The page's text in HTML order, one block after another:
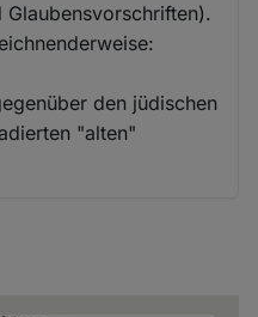
den jüdischen
"alten"